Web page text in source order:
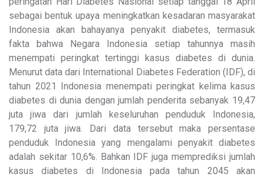
sebagai bentuk upaya meningkatkan kesadaran masyarakat
Indonesia akan bahayanya penyakit diabetes, termasuk
fakta bahwa Negara Indonesia setiap tahunnya masih
menempati peringkat tertinggi kasus diabetes di dunia.
Menurut data dari International Diabetes Federation (IDF), di
tahun 2021 Indonesia menempati peringkat kelima kasus
diabetes di dunia dengan jumlah penderita sebanyak 19,47
juta jiwa dari jumlah keseluruhan penduduk Indonesia,
179,72 juta jiwa. Dari data tersebut maka persentase
penduduk Indonesia yang mengalami penyakit diabetes
adalah sekitar 10,6%. Bahkan IDF juga memprediksi jumlah
kasus diabetes di Indonesia pada tahun 2045 akan